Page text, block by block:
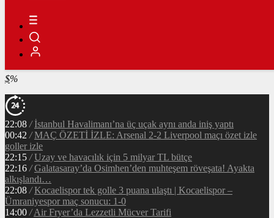
RİPPLE
TETHER
$%
22:08 / İstanbul Havalimanı’na üç uçak aynı anda iniş yaptı
00:42 / MAÇ ÖZETİ İZLE: Arsenal 2-2 Liverpool maçı özet izle
goller izle
22:15 / Uzay ve havacılık için 5 milyar TL bütçe
22:16 / Galatasaray’da Osimhen’den muhteşem röveşata! Ayakta
alkışlandı…
22:08 / Kocaelispor tek golle 3 puana ulaştı | Kocaelispor –
Ümraniyespor maç sonucu: 1-0
14:00 / Air Fryer’da Lezzetli Mücver Tarifi